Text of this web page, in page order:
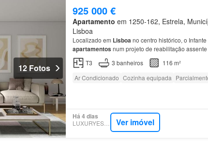
12 Fotos
925 000 €
Apartamento em 1250-162, Estrela,
Lisboa
Localizado em Lisboano centro histórico, o
apartamentos num projeto de reabilitação
Um edifício emblemático que beneficia de vistas
T3 3 banheiros
116 m²
Ar Condicionado Cozinha equipada
Há 4 dias
LUXURYESTATE Ver imóvel